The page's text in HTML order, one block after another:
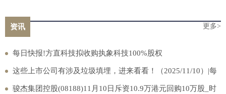
资讯 更多>
每日快报!方直科技拟收购执象科技100%股权
这些上市公司有涉及垃圾填埋，进来看看！（2025/11/10）|每
日速看
骏杰集团控股(08188)11月10日斥资10.9万港元回购10万股_时